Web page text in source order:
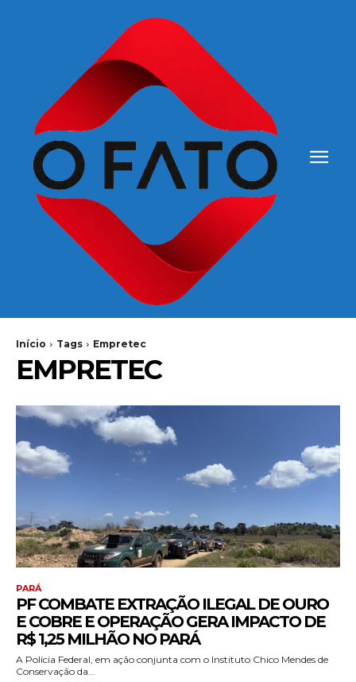
Início Tags Empretec
EMPRETEC
PARÁ
PF COMBATE EXTRAÇÃO ILEGAL DE OURO
E COBRE E OPERAÇÃO GERA IMPACTO DE
R$ 1,25 MILHÃO NO PARÁ
A Polícia Federal, em ação conjunta com o Instituto Chico Mendes de
Conservação da...